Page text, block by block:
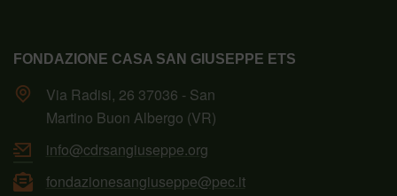
FONDAZIONE CASA SAN GIUSEPPE ETS
Via Radisi, 26 37036 - San
Martino Buon Albergo (VR)
info@cdrsangiuseppe.org
fondazionesangiuseppe@pec.it